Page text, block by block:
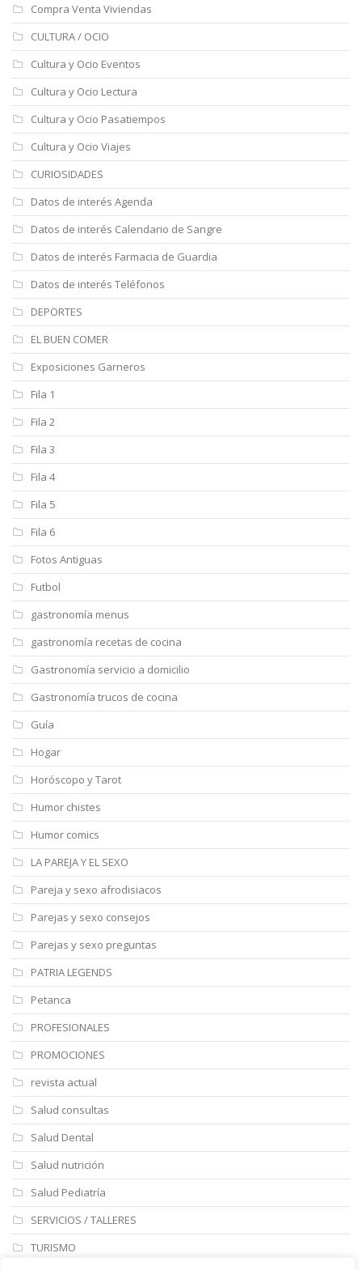
Compra Venta Viviendas
CULTURA / OCIO
Cultura y Ocio Eventos
Cultura y Ocio Lectura
Cultura y Ocio Pasatiempos
Cultura y Ocio Viajes
CURIOSIDADES
Datos de interés Agenda
Datos de interés Calendario de Sangre
Datos de interés Farmacia de Guardia
Datos de interés Teléfonos
DEPORTES
EL BUEN COMER
Exposiciones Garneros
Fila 1
Fila 2
Fila 3
Fila 4
Fila 5
Fila 6
Fotos Antiguas
Futbol
gastronomía menus
gastronomía recetas de cocina
Gastronomía servicio a domicilio
Gastronomía trucos de cocina
Guía
Hogar
Horóscopo y Tarot
Humor chistes
Humor comics
LA PAREJA Y EL SEXO
Pareja y sexo afrodisiacos
Parejas y sexo consejos
Parejas y sexo preguntas
PATRIA LEGENDS
Petanca
PROFESIONALES
PROMOCIONES
revista actual
Salud consultas
Salud Dental
Salud nutrición
Salud Pediatría
SERVICIOS / TALLERES
TURISMO